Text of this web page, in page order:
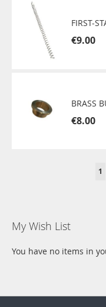
€9.00
BRASS
€8.00
1
My Wish List
You have no items in